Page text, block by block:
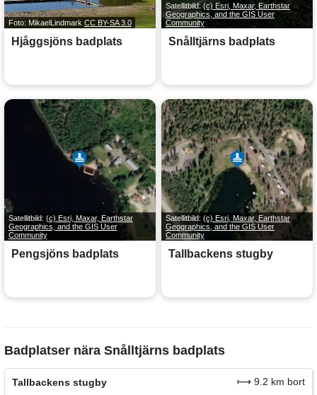
Foto: MikaelLindmark CC BY-SA 3.0
Hjåggsjöns badplats
Satellitbild:(c) Esri, Maxar, Earthstar
Geographics, and the GIS User
Community
Snålltjärns badplats
Satellitbild: (c) Esri, Maxar, Earthstar
Geographics, and the GIS User
Community
Pengsjöns badplats
Satellitbild: (c) Esri, Maxar, Earthstar
Geographics, and the GIS User
Community
Tallbackens stugby
Badplatser nära Snålltjärns badplats
Tallbackens stugby
⟼ 9.2 km bort